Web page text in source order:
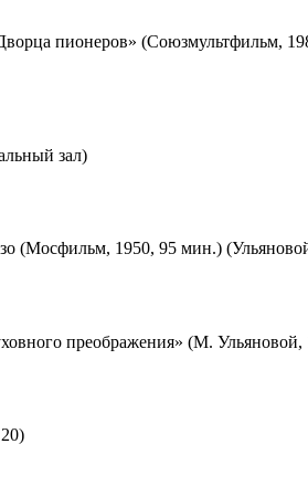
пионеров» (Союзмультфильм,
зал)
(Мосфильм, 1950, 95 мин.)
преображения» (М.